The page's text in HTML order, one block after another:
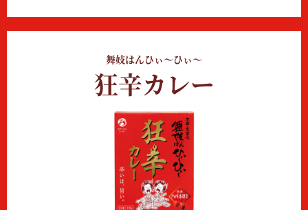
舞妓はんひぃ～ひぃ～
狂辛カレー